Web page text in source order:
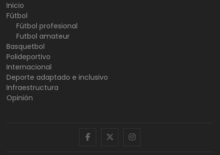
Inicio
Fútbol
Fútbol profesional
Futbol amateur
Basquetbol
Polideportivo
Internacional
Deporte adaptado e inclusivo
Infraestructura
Opinión
facebooktwitterinstagram